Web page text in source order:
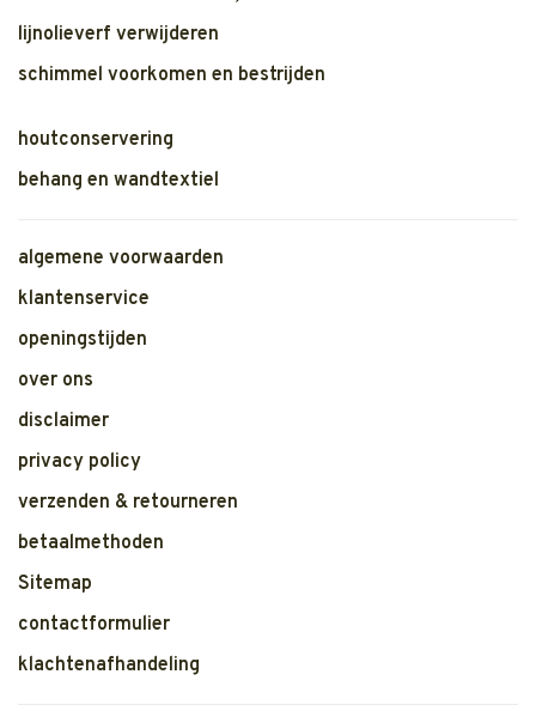
lijnolieverf verwijderen
schimmel voorkomen en bestrijden
houtconservering
behang en wandtextiel
algemene voorwaarden
klantenservice
openingstijden
over ons
disclaimer
privacy policy
verzenden & retourneren
betaalmethoden
Sitemap
contactformulier
klachtenafhandeling